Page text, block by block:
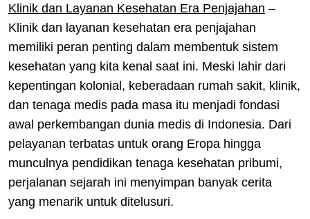
Klinik dan Layanan Kesehatan Era Penjajahan –
Klinik dan layanan kesehatan era penjajahan
memiliki peran penting dalam membentuk sistem
kesehatan yang kita kenal saat ini. Meski lahir dari
kepentingan kolonial, keberadaan rumah sakit, klinik,
dan tenaga medis pada masa itu menjadi fondasi
awal perkembangan dunia medis di Indonesia. Dari
pelayanan terbatas untuk orang Eropa hingga
munculnya pendidikan tenaga kesehatan pribumi,
perjalanan sejarah ini menyimpan banyak cerita
yang menarik untuk ditelusuri.